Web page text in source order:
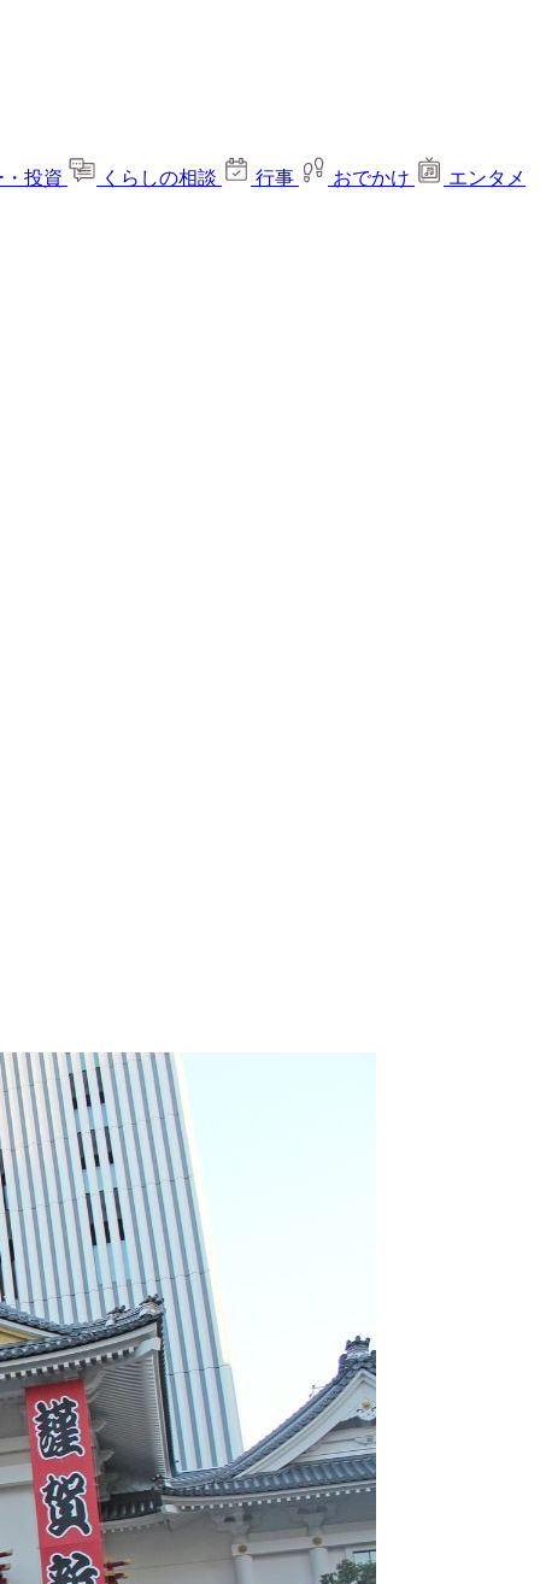
投資 くらしの相談 行事 おでかけ エンタメ